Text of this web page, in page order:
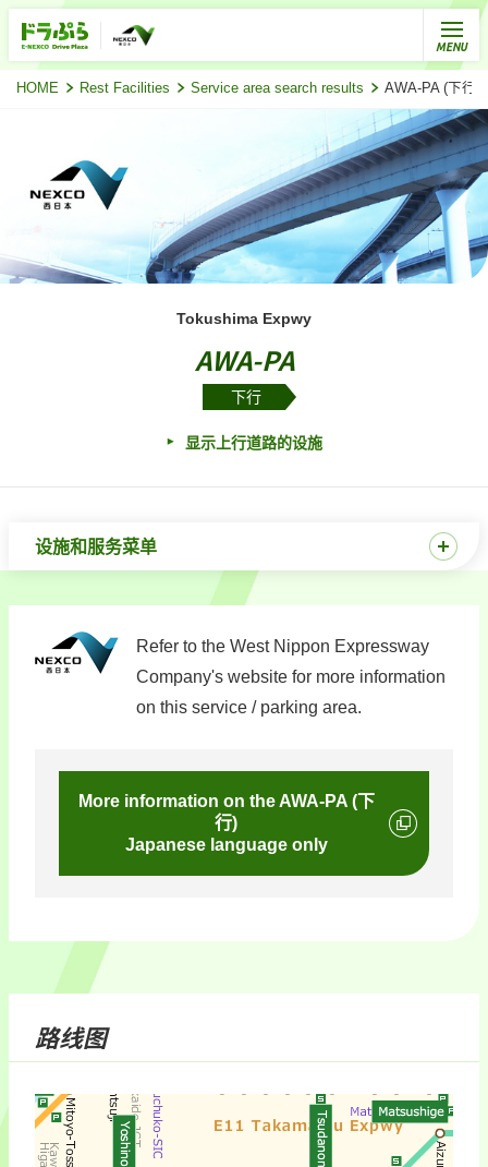
HOME Rest Facilities Service area search results AWA-PA (下行)
Tokushima Expwy
AWA-PA
下行
显示上行道路的设施
设施和服务菜单
Refer to the West Nippon Expressway
Company's website for more information
on this service / parking area.
More information on the AWA-PA (下
行)
Japanese language only
路线图